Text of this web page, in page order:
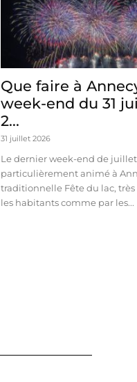
Que faire à
week-end du 31
2...
31 juillet 2026
Le dernier week-end de juillet
particulièrement animé à
traditionnelle Fête du lac,
les habitants comme par les...